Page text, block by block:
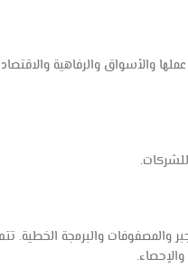
والأسواق والرفاهية
والمصفوفات والبرمجة الخطية.